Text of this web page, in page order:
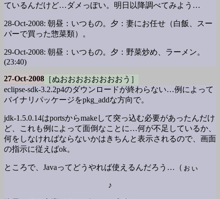
ているんだけど…ダメっぽい。明日以降調べてみよう…
28-Oct-2008: 朝昼：いつもの。夕：妻にお任せ（白飯、スー
パーで買った惣菜類）。
29-Oct-2008: 朝昼：いつもの。夕：野菜炒め、ラーメン。
(23:40)
27-Oct-2008 ［ぬおおおおおおおおう］
eclipse-sdk-3.2.2p4のダウンロードが終わらない…例によって
バイナリパッケージをpkg_addな方向で。
jdk-1.5.0.14はportsからmakeして突っ込む必要があったんだけ
ど、これも例によって面倒なことに…何が不足しているか、
何をしなければならないかはきちんと表示されるので、画面
の指示に従えばok。
ところで、Javaってどうやれば使えるんだろう…（ぉぃ
♪